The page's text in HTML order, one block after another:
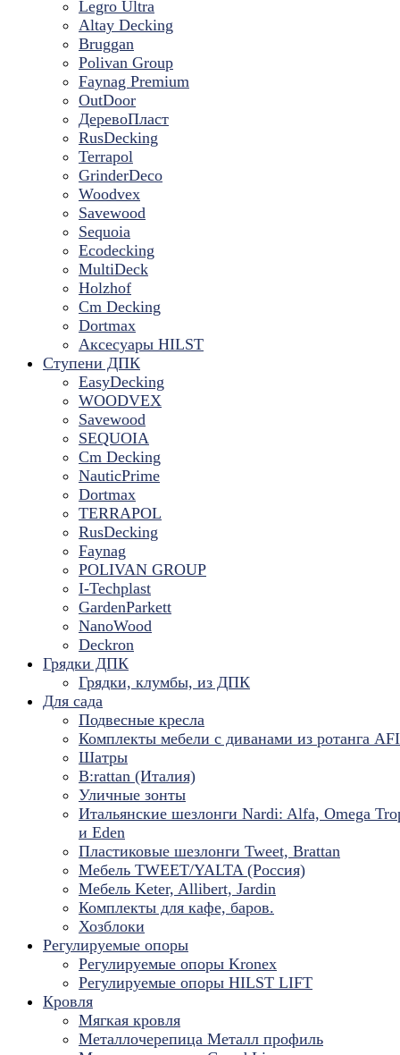
Legro Ultra
Altay Decking
Bruggan
Polivan Group
Faynag Premium
OutDoor
ДеревоПласт
RusDecking
Terrapol
GrinderDeco
Woodvex
Savewood
Sequoia
Ecodecking
MultiDeck
Holzhof
Cm Decking
Dortmax
Аксесуары HILST
Ступени ДПК
EasyDecking
WOODVEX
Savewood
SEQUOIA
Cm Decking
NauticPrime
Dortmax
TERRAPOL
RusDecking
Faynag
POLIVAN GROUP
I-Techplast
GardenParkett
NanoWood
Deckron
Грядки ДПК
Грядки, клумбы, из ДПК
Для сада
Подвесные кресла
Комплекты мебели с диванами из ротанга
Шатры
B:rattan (Италия)
Уличные зонты
Итальянские шезлонги Nardi: Alfa, Omega
и Eden
Пластиковые шезлонги Tweet, Brattan
Мебель TWEET/YALTA (Россия)
Мебель Keter, Allibert, Jardin
Комплекты для кафе, баров.
Хозблоки
Регулируемые опоры
Регулируемые опоры Kronex
Регулируемые опоры HILST LIFT
Кровля
Мягкая кровля
Металлочерепица Металл профиль